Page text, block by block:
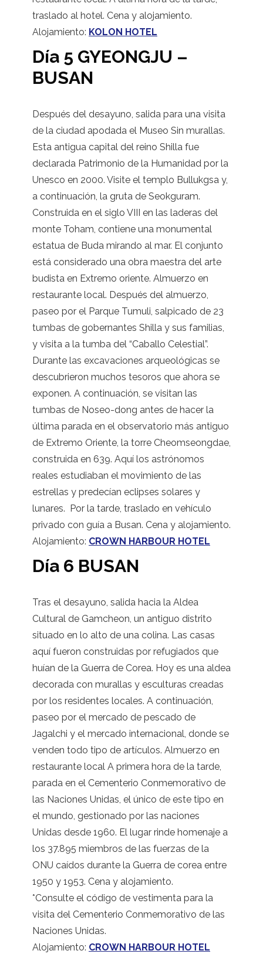
traslado al hotel. Cena y alojamiento.
Alojamiento: KOLON HOTEL
Día 5 GYEONGJU –
BUSAN
Después del desayuno, salida para una visita
de la ciudad apodada el Museo Sin murallas.
Esta antigua capital del reino Shilla fue
declarada Patrimonio de la Humanidad por la
Unesco en 2000. Visite el templo Bullukgsa y,
a continuación, la gruta de Seokguram.
Construida en el siglo VIII en las laderas del
monte Toham, contiene una monumental
estatua de Buda mirando al mar. El conjunto
está considerado una obra maestra del arte
budista en Extremo oriente. Almuerzo en
restaurante local. Después del almuerzo,
paseo por el Parque Tumuli, salpicado de 23
tumbas de gobernantes Shilla y sus familias,
y visita a la tumba del “Caballo Celestial”.
Durante las excavaciones arqueológicas se
descubrieron muchos tesoros que ahora se
exponen. A continuación, se visitan las
tumbas de Noseo-dong antes de hacer la
última parada en el observatorio más antiguo
de Extremo Oriente, la torre Cheomseongdae,
construida en 639. Aquí los astrónomos
reales estudiaban el movimiento de las
estrellas y predecían eclipses solares y
lunares. Por la tarde, traslado en vehículo
privado con guía a Busan. Cena y alojamiento.
Alojamiento: CROWN HARBOUR HOTEL
Día 6 BUSAN
Tras el desayuno, salida hacia la Aldea
Cultural de Gamcheon, un antiguo distrito
situado en lo alto de una colina. Las casas
aquí fueron construidas por refugiados que
huían de la Guerra de Corea. Hoy es una aldea
decorada con murallas y esculturas creadas
por los residentes locales. A continuación,
paseo por el mercado de pescado de
Jagalchi y el mercado internacional, donde se
venden todo tipo de artículos. Almuerzo en
restaurante local A primera hora de la tarde,
parada en el Cementerio Conmemorativo de
las Naciones Unidas, el único de este tipo en
el mundo, gestionado por las naciones
Unidas desde 1960. El lugar rinde homenaje a
los 37.895 miembros de las fuerzas de la
ONU caídos durante la Guerra de corea entre
1950 y 1953. Cena y alojamiento.
*Consulte el código de vestimenta para la
visita del Cementerio Conmemorativo de las
Naciones Unidas.
Alojamiento: CROWN HARBOUR HOTEL